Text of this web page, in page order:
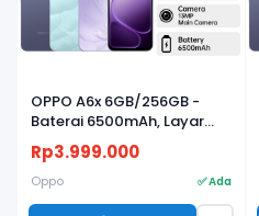
OPPO A6x 6GB/256GB -
Baterai 6500mAh, Layar
120Hz & Snapdragon 685
Rp3.999.000
Oppo ✅ Ada